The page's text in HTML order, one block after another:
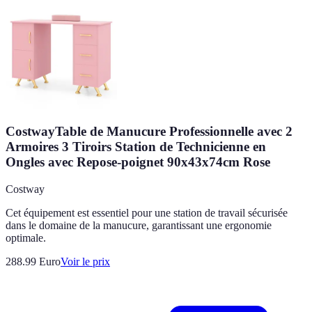
CostwayTable de Manucure Professionnelle avec 2
Armoires 3 Tiroirs Station de Technicienne en
Ongles avec Repose-poignet 90x43x74cm Rose
Costway
Cet équipement est essentiel pour une station de travail sécurisée
dans le domaine de la manucure, garantissant une ergonomie
optimale.
288.99 EuroVoir le prix